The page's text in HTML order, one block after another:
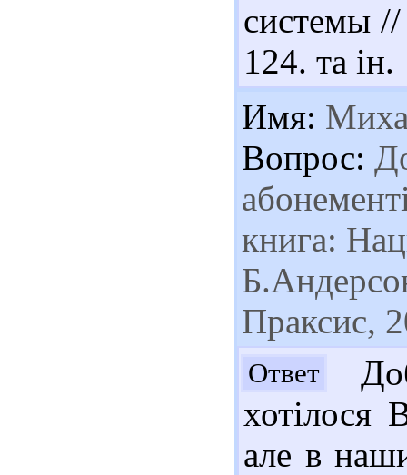
системы
124. та ін.
Имя:
Вопрос:
книга:
Праксис,
Ответ
хотілося
але в